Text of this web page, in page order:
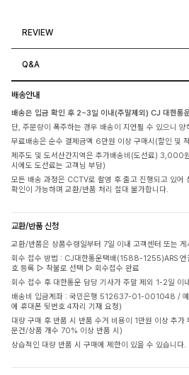
REVIEW
Q&A
배송안내
배송은 입금 확인 후 2~3일 이내(주말제외) CJ 대한통
단, 주문량이 폭주하는 경우 배송이 지연될 수 있으니 양
무료배송은 순수 결제금액 6만원 이상 구매시(할인 및
제주도 및 도서산간지역은 추가배송비(도선료) 3,000
시에도 도선료는 고객님 부담)
모든 배송 과정은 CCTV로 촬영 후 출고 진행되고 있어
확인이 가능하며 교환/반품 처리 절대 불가합니다.
교환/반품 신청
교환/반품은 상품수령일부터 7일 이내 고객센터 또는 게
회수 접수 방법 : CJ대한통운택배(1588-1255)ARS
호 등록 ▷ 착불로 선택 ▷ 회수접수 완료
회수 접수 후 대한통운 담당 기사가 주말 제외 1-2일 이
배송비 입금계좌 : 국민은행 512637-01-001048 / 예
에 휴대폰 뒷번호 4자리 기재 요청)
대량 구매 후 반품 시 반품 수거 비용이 1만원 이상 추
문건/상품 개수 70% 이상 반품 시)
상습적인 대량 반품 시 구매에 제한이 있을 수 있습니다.